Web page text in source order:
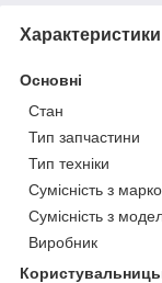
Характеристики
Основні
Стан
Тип запчастини
Тип техніки
Сумісність з
Сумісність з
Виробник